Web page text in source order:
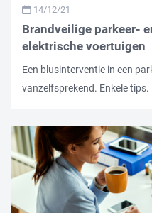
14/12/21
Brandveilige parkeer-
elektrische voertuigen
Een blusinterventie in een
vanzelfsprekend. Enkele tips.